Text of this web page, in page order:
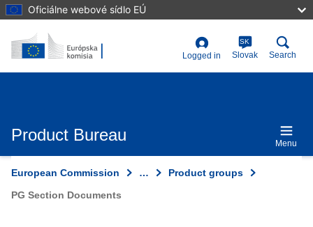
Skip
to
content
Oficiálne webové sídlo EÚ
User
account
Logged in
SK
Slovak Search
Product Bureau Menu
European Commission …
Product groups
PG Section Documents